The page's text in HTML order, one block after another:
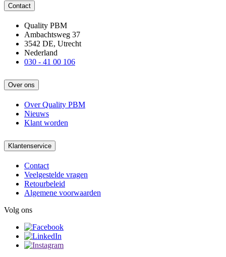
Contact
Quality PBM
Ambachtsweg 37
3542 DE, Utrecht
Nederland
030 - 41 00 106
Over ons
Over Quality PBM
Nieuws
Klant worden
Klantenservice
Contact
Veelgestelde vragen
Retourbeleid
Algemene voorwaarden
Volg ons